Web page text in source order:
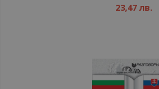
23,47 лв.